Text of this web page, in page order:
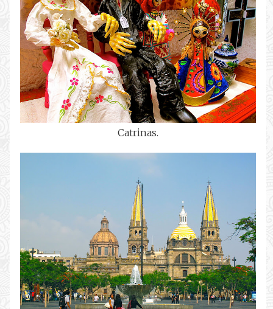
Catrinas.